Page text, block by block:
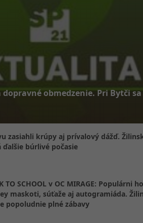
dopravné obmedzenie. Pri Bytči sa
zasiahli krúpy aj prívalový dážď.
ďalšie búrlivé počasie
TO SCHOOL v OC MIRAGE: Populárni
maskoti, súťaže aj autogramiáda.
popoludnie plné zábavy